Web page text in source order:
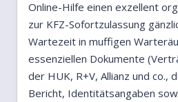
Online-Hilfe einen exzellent
zur KFZ-Sofortzulassung
Wartezeit in muffigen
essenziellen Dokumente
der HUK, R+V, Allianz und co.,
Bericht, Identitätsangaben